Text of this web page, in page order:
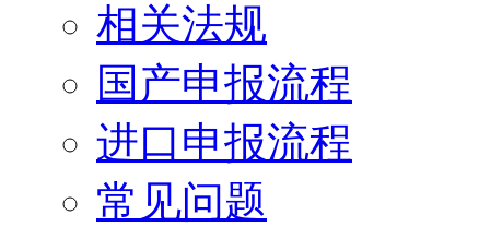
相关法规
国产申报流程
进口申报流程
常见问题